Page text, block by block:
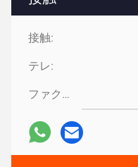
接触:
テレ:
ファクシミリ: